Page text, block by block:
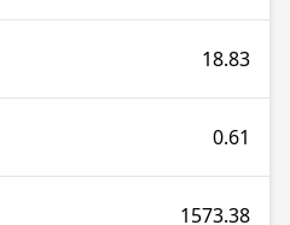
18.83
0.61
1573.38